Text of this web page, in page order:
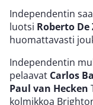
Independentin
luotsi Roberto De
huomattavasti
Independentin
pelaavat Carlos
Paul van Hecken
kolmikkoa